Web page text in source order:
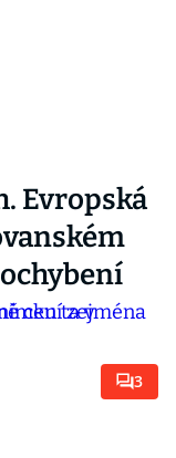
Evropská
3